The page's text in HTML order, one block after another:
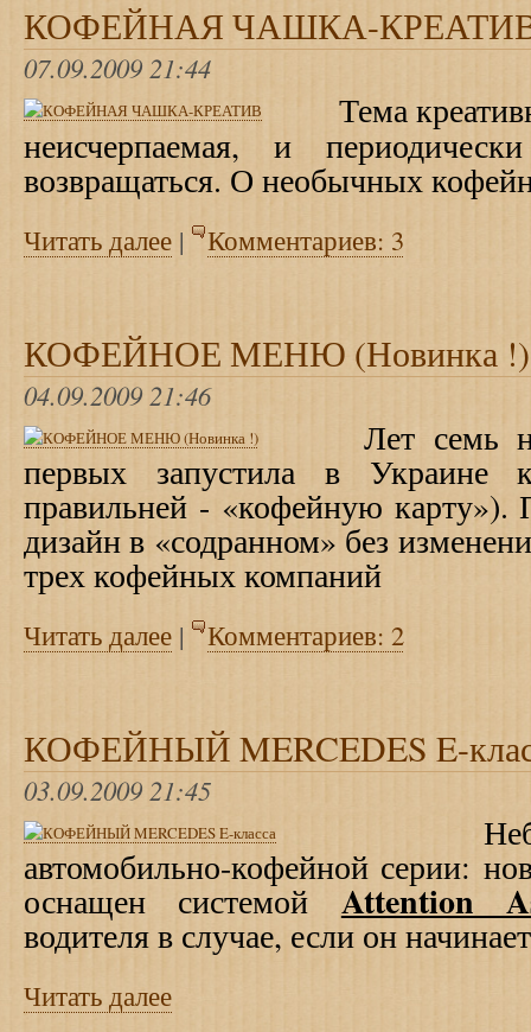
КОФЕЙНАЯ ЧАШКА-
07.09.2009 21:44
Тема
неисчерпаемая, и
возвращаться. О необычных
Читать далее | Комментариев: 3
КОФЕЙНОЕ МЕНЮ (Новинка !)
04.09.2009 21:46
Лет семь
первых запустила в Украине
правильней - «кофейную карту»).
дизайн в «содранном» без
трех кофейных компаний
Читать далее | Комментариев: 2
КОФЕЙНЫЙ MERCEDES E-
03.09.2009 21:45
автомобильно-кофейной серии:
оснащен системой Attention
водителя в случае, если он
Читать далее